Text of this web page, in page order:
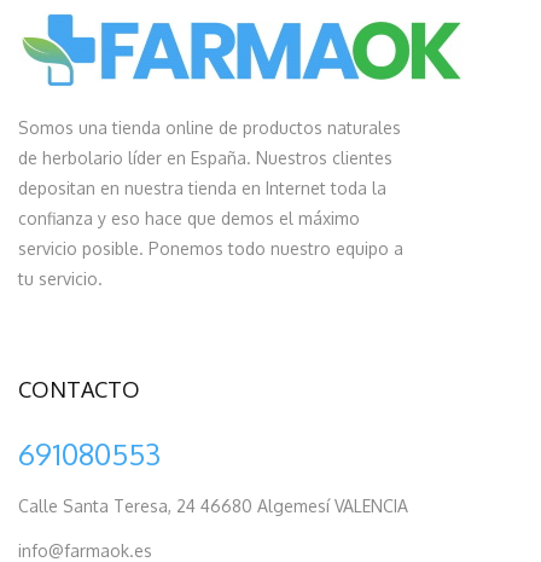
Somos una tienda online de productos naturales
de herbolario líder en España. Nuestros clientes
depositan en nuestra tienda en Internet toda la
confianza y eso hace que demos el máximo
servicio posible. Ponemos todo nuestro equipo a
tu servicio.
CONTACTO
691080553
Calle Santa Teresa, 24 46680 Algemesí VALENCIA
info@farmaok.es